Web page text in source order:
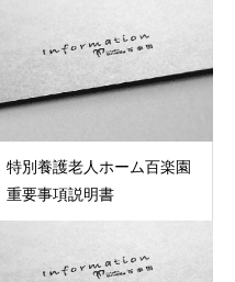
特別養護老人ホーム百楽園
重要事項説明書